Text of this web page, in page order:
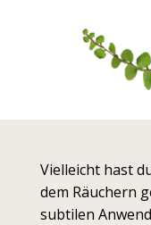
Vielleicht hast
dem Räuchern
subtilen